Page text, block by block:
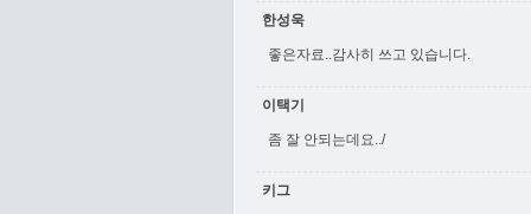
한성욱
좋은자료..감사히 쓰고 있습니다.
이택기
좀 잘 안되는데요../
키그